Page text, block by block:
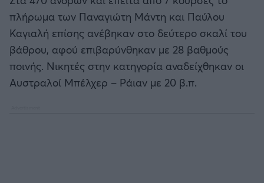
Παρί Σεν Ζερμέν
πλήρωμα των Παναγιώτη Μάντη και Παύλου
Καγιαλή επίσης ανέβηκαν στο δεύτερο σκαλί του
βάθρου, αφού επιβαρύνθηκαν με 28 βαθμούς
ποινής. Νικητές στην κατηγορία αναδείχθηκαν οι
Αυστραλοί Μπέλχερ – Ράιαν με 20 β.π.